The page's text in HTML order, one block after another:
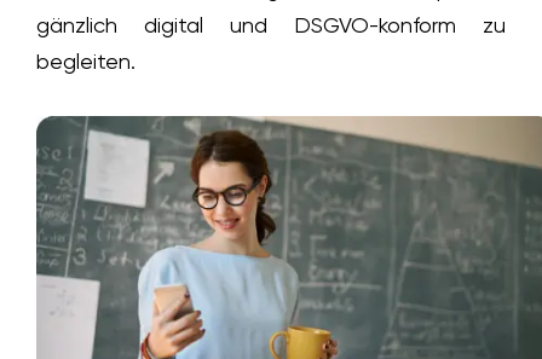
gänzlich digital und DSGVO-konform zu
begleiten.